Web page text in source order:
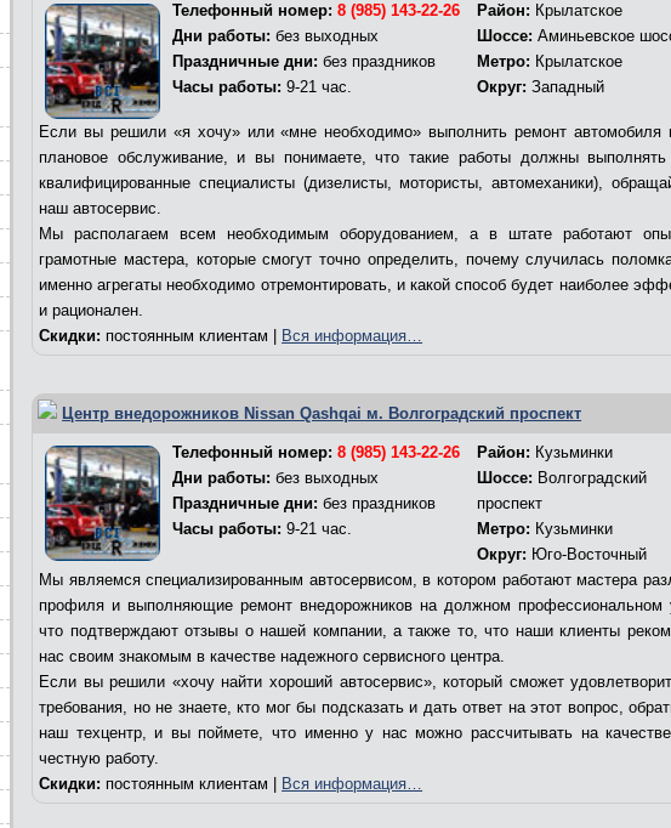
Телефонный номер:8 (985) 143-22-26
Дни работы: без выходных
Праздничные дни: без праздников
Часы работы: 9-21 час.
Район: Крылатское
Шоссе: Аминьевское
Метро: Крылатское
Округ: Западный
Если вы решили «я хочу» или «мне необходимо» выполнить ремонт автомобиля
плановое обслуживание, и вы понимаете, что такие работы должны выполнять
квалифицированные специалисты (дизелисты, мотористы, автомеханики),
наш автосервис.
Мы располагаем всем необходимым оборудованием, а в штате работают
грамотные мастера, которые смогут точно определить, почему случилась
именно агрегаты необходимо отремонтировать, и какой способ будет наиболее
и рационален.
Скидки: постоянным клиентам | Вся информация…
Центр внедорожников Nissan Qashqai м. Волгоградский проспект
Телефонный номер:8 (985) 143-22-26
Дни работы: без выходных
Праздничные дни: без праздников
Часы работы: 9-21 час.
Район: Кузьминки
Шоссе: Волгоградский
проспект
Метро: Кузьминки
Округ: Юго-Восточный
Мы являемся специализированным автосервисом, в котором работают мастера
профиля и выполняющие ремонт внедорожников на должном профессиональном
что подтверждают отзывы о нашей компании, а также то, что наши клиенты
нас своим знакомым в качестве надежного сервисного центра.
Если вы решили «хочу найти хороший автосервис», который сможет
требования, но не знаете, кто мог бы подсказать и дать ответ на этот вопрос,
наш техцентр, и вы поймете, что именно у нас можно рассчитывать на
честную работу.
Скидки: постоянным клиентам | Вся информация…